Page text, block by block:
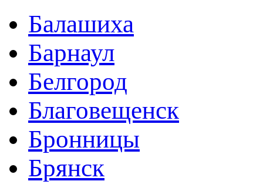
Балашиха
Барнаул
Белгород
Благовещенск
Бронницы
Брянск